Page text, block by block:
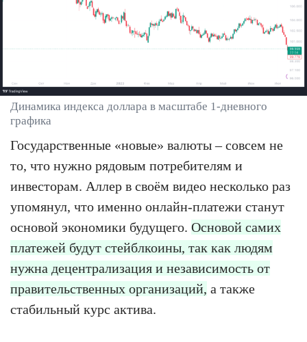
Динамика индекса доллара в масштабе 1-дневного
графика
Государственные «новые» валюты – совсем не
то, что нужно рядовым потребителям и
инвесторам. Аллер в своём видео несколько раз
упомянул, что именно онлайн-платежи станут
основой экономики будущего. Основой самих
платежей будут стейблкоины, так как людям
нужна децентрализация и независимость от
правительственных организаций, а также
стабильный курс актива.